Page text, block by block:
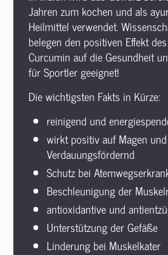
Jahren zum kochen und als
Heilmittel verwendet.
belegen den positiven Effekt
Curcumin auf die Gesundheit
für Sportler geeignet!
Die wichtigsten Fakts in Kürze:
reinigend und
wirkt positiv auf Magen
Verdauungsfördernd
Schutz bei
Beschleunigung der
antioxidantive und
Unterstützung der Gefäße
Linderung bei Muskelkater